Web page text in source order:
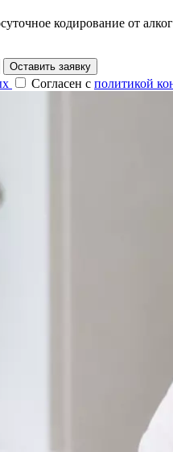
кодирование от
Оставить заявку
Согласен с политикой